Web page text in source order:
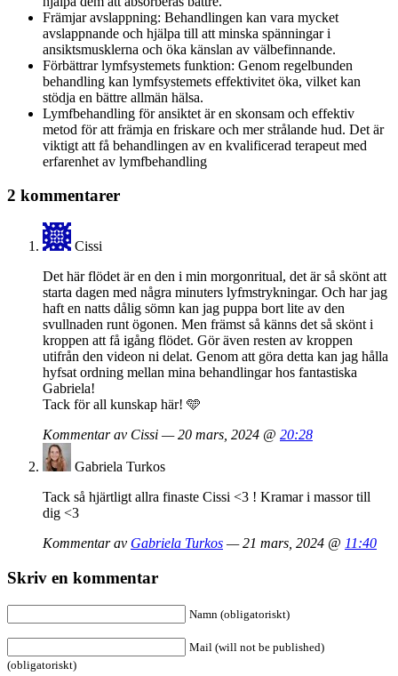
Främjar avslappning: Behandlingen kan vara mycket
avslappnande och hjälpa till att minska spänningar i
ansiktsmusklerna och öka känslan av välbefinnande.
Förbättrar lymfsystemets funktion: Genom regelbunden
behandling kan lymfsystemets effektivitet öka, vilket kan
stödja en bättre allmän hälsa.
Lymfbehandling för ansiktet är en skonsam och effektiv
metod för att främja en friskare och mer strålande hud. Det är
viktigt att få behandlingen av en kvalificerad terapeut med
erfarenhet av lymfbehandling
2 kommentarer
Cissi
Det här flödet är en den i min morgonritual, det är så skönt att
starta dagen med några minuters lyfmstrykningar. Och har jag
haft en natts dålig sömn kan jag puppa bort lite av den
svullnaden runt ögonen. Men främst så känns det så skönt i
kroppen att få igång flödet. Gör även resten av kroppen
utifrån den videon ni delat. Genom att göra detta kan jag hålla
hyfsat ordning mellan mina behandlingar hos fantastiska
Gabriela!
Tack för all kunskap här! 🩵
Kommentar av Cissi — 20 mars, 2024 @ 20:28
Gabriela Turkos
Tack så hjärtligt allra finaste Cissi <3 ! Kramar i massor till
dig <3
Kommentar av Gabriela Turkos — 21 mars, 2024 @ 11:40
Skriv en kommentar
Namn (obligatoriskt)
Mail (will not be published)
(obligatoriskt)